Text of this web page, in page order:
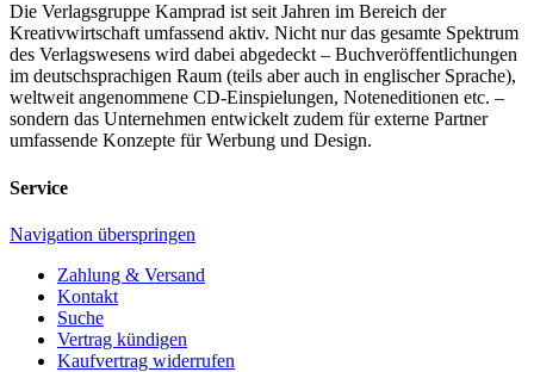
Die Verlagsgruppe Kamprad ist seit Jahren im Bereich der
Kreativwirtschaft umfassend aktiv. Nicht nur das gesamte Spektrum
des Verlagswesens wird dabei abgedeckt – Buchveröffentlichungen
im deutschsprachigen Raum (teils aber auch in englischer Sprache),
weltweit angenommene CD-Einspielungen, Noteneditionen etc. –
sondern das Unternehmen entwickelt zudem für externe Partner
umfassende Konzepte für Werbung und Design.
Service
Navigation überspringen
Zahlung & Versand
Kontakt
Suche
Vertrag kündigen
Kaufvertrag widerrufen